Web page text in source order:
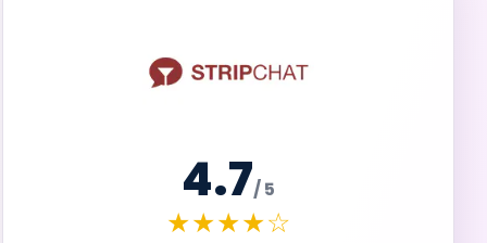
4.7/ 5
★★★★☆